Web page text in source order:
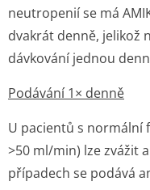
neutropenií se má
dvakrát denně, jelikož
dávkování jednou
Podávání 1× denně
U pacientů s normální
>50 ml/min) lze zvážit
případech se podává